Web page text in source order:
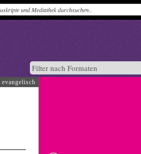
evangelisch